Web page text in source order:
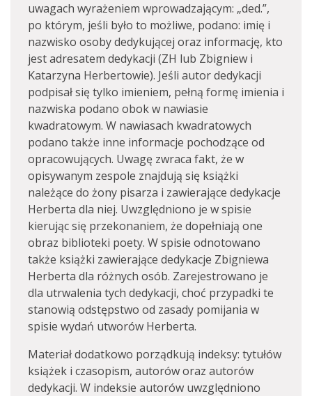
uwagach wyrażeniem wprowadzającym: „ded.”,
po którym, jeśli było to możliwe, podano: imię i
nazwisko osoby dedykującej oraz informację, kto
jest adresatem dedykacji (ZH lub Zbigniew i
Katarzyna Herbertowie). Jeśli autor dedykacji
podpisał się tylko imieniem, pełną formę imienia i
nazwiska podano obok w nawiasie
kwadratowym. W nawiasach kwadratowych
podano także inne informacje pochodzące od
opracowujących. Uwagę zwraca fakt, że w
opisywanym zespole znajdują się książki
należące do żony pisarza i zawierające dedykacje
Herberta dla niej. Uwzględniono je w spisie
kierując się przekonaniem, że dopełniają one
obraz biblioteki poety. W spisie odnotowano
także książki zawierające dedykacje Zbigniewa
Herberta dla różnych osób. Zarejestrowano je
dla utrwalenia tych dedykacji, choć przypadki te
stanowią odstępstwo od zasady pomijania w
spisie wydań utworów Herberta.
Materiał dodatkowo porządkują indeksy: tytułów
książek i czasopism, autorów oraz autorów
dedykacji. W indeksie autorów uwzględniono